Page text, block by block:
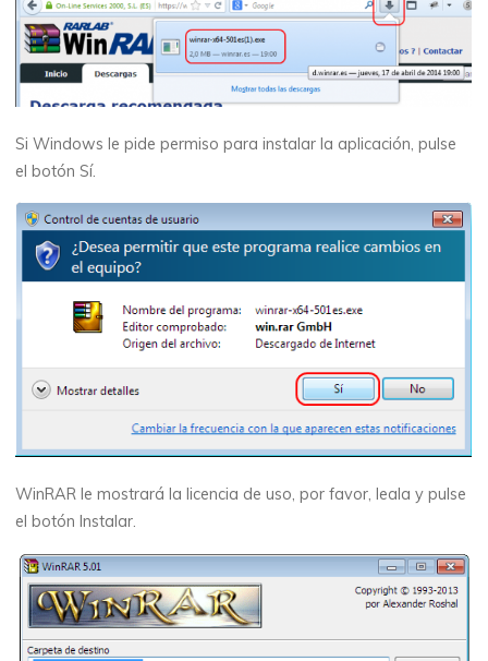
Si Windows le pide permiso para instalar la aplicación, pulse
el botónSí.
WinRAR le mostrará la licencia de uso, por favor, leala y pulse
el botónInstalar.